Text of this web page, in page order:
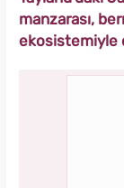
manzarası,
ekosistemiyle